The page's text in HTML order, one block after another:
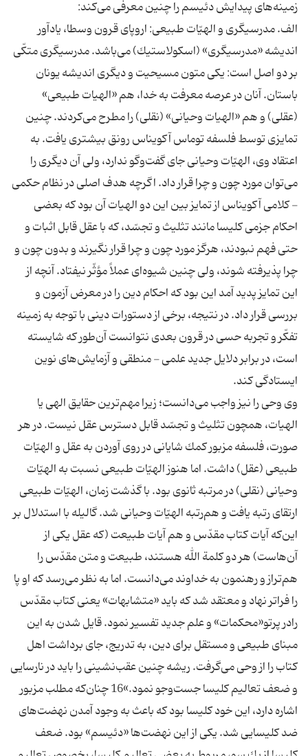
زمينه‌هاى پيدايش دئيسم را چنين معرفى مى‌كند:
الف. مدرسيگرى و الهيّات طبيعى: اروپاى قرون وسطا، يادآور
انديشه «مدرسيگرى» (اسكولاستيك) مى‌باشد. مدرسيگرى متكّى
بر دو اصل است: يكى متون مسيحيت و ديگرى انديشه يونان
باستان. آنان در عرصه معرفت به خدا، هم «الهيات طبيعى»
(عقلى) و هم «الهيات وحيانى» (نقلى) را مطرح مى‌كردند. چنين
تمايزى توسط فلسفه توماس آكويناس رونق بيشترى يافت. به
اعتقاد وى، الهيّات وحيانى جاى گفت‌وگو ندارد، ولى آن ديگرى را
مى‌توان مورد چون و چرا قرار داد. اگرچه هدف اصلى در نظام حكمى
- كلامى آكويناس از تمايز بين اين دو الهيات آن بود كه بعضى
احكام جزمى كليسا مانند تثليث و تجسّد، كه با عقل قابل اثبات و
حتى فهم نبودند، هرگز مورد چون و چرا قرار نگيرند و بدون چون و
چرا پذيرفته شوند، ولى چنين شيوه‌اى عملاً مؤثّر نيفتاد. آنچه از
اين تمايز پديد آمد اين بود كه احكام دين را در معرض آزمون و
بررسى قرار داد. در نتيجه، برخى از دستورات دينى با توجه به زمينه
تفكّر و تجربه حسى در قرون بعدى نتوانست آن‌طور كه شايسته
است، در برابر دلايل جديد علمى - منطقى و آزمايش‌هاى نوين
ايستادگى كند.
وى وحى را نيز واجب مى‌دانست؛ زيرا مهم‌ترين حقايق الهى يا
الهيات، همچون تثليث و تجسّد قابل دسترس عقل نيست. در هر
صورت، فلسفه مزبور كمك شايانى در روى آوردن به عقل و الهيّات
طبيعى (عقل) داشت. اما هنوز الهيّات طبيعى نسبت به الهيّات
وحيانى (نقلى) در مرتبه ثانوى بود. با گذشت زمان، الهيّات طبيعى
ارتقاى رتبه يافت و هم‌رتبه الهيّات وحيانى شد. گاليله با استدلال بر
اين‌كه آيات كتاب مقدّس و هم آيات طبيعت (كه عقل يكى از
آن‌هاست) هر دو كلمة الله هستند، طبيعت و متن مقدّس را
هم‌تراز و رهنمون به خداوند مى‌دانست. اما به نظر مى‌رسد كه او پا
را فراتر نهاد و معتقد شد كه بايد «متشابهات» يعنى كتاب مقدّس
رادر پرتو«محكمات» و علم جديد تفسير نمود. قايل شدن به اين
مبناى طبيعى و مستقل براى دين، به تدريج، جاى برداشت اهل
كتاب را از وحى مى‌گرفت. ريشه چنين عقب‌نشينى را بايد در نارسايى
و ضعف تعاليم كليسا جست‌وجو نمود.»16 چنان‌كه مطلب مزبور
اشاره دارد، اين خود كليسا بود كه باعث به وجود آمدن نهضت‌هاى
ضد كليسايى شد. يكى از اين نهضت‌ها «دئيسم» بود. ضعف